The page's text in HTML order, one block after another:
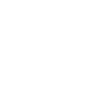
schön: